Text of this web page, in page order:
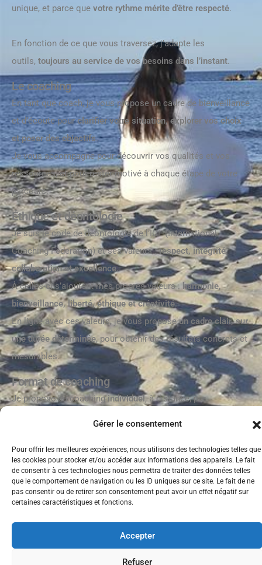
Gérer le consentement
Pour offrir les meilleures expériences, nous utilisons des technologies telles que
les cookies pour stocker et/ou accéder aux informations des appareils. Le fait
de consentir à ces technologies nous permettra de traiter des données telles
que le comportement de navigation ou les ID uniques sur ce site. Le fait de ne
pas consentir ou de retirer son consentement peut avoir un effet négatif sur
certaines caractéristiques et fonctions.
Accepter
Refuser
unique, et parce que votre rythme mérite d’être respecté.
En fonction de ce que vous traversez, j’adapte les
outils, toujours au service de vos besoins dans l’instant.
Le coaching
En tant que coach, je vous propose un cadre de bienveillance
et d’écoute pourclarifier votre situation, explorer vos choix
et poser des objectifs.
Je vous accompagne pour découvrir vos qualités et vos
ressources, et pour rester motivé à chaque étape de votre
parcours.
Éthique et déontologie
Je suis le code de déontologie de l’ICF (International
Coaching Federation) et ses valeurs :respect, intégrité,
collaboration et excellence.
À celles-ci s’ajoutent mes propres valeurs : harmonie,
bienveillance, liberté, éthique et créativité.
En ligne avec ces valeurs, je vous proposeun cadre clair, sur
une durée déterminée, pour obtenir des résultats concrets et
mesurables.
Format de coaching
Je propose du coachingindividuel, à distance, par
La durée et la fréquence des séances dépendent de
vosobjectifs et de vos besoins.
réservés